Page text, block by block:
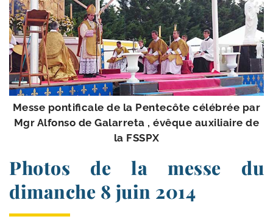
Messe pon­ti­fi­cale de la Pentecôte célé­brée par
Mgr Alfonso de Galarreta , évêque auxi­liaire de
la FSSPX
Photos de la messe du
dimanche 8 juin 2014